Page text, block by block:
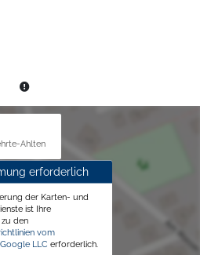
Ahlten
erforderlich
der Karten- und
ist Ihre
den
vom
LLC erforderlich.